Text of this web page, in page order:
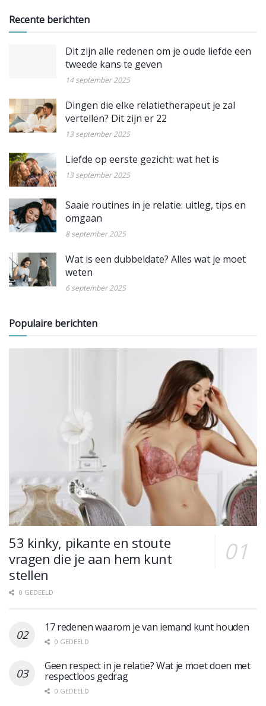
Recente berichten
Dit zijn alle redenen om je oude liefde een
tweede kans te geven
14 september 2025
Dingen die elke relatietherapeut je zal
vertellen? Dit zijn er 22
13 september 2025
Liefde op eerste gezicht: wat het is
13 september 2025
Saaie routines in je relatie: uitleg, tips en
omgaan
8 september 2025
Wat is een dubbeldate? Alles wat je moet
weten
6 september 2025
Populaire berichten
53 kinky, pikante en stoute
vragen die je aan hem kunt
stellen
0 GEDEELD
17 redenen waarom je van iemand kunt houden
0 GEDEELD
Geen respect in je relatie? Wat je moet doen met
respectloos gedrag
0 GEDEELD